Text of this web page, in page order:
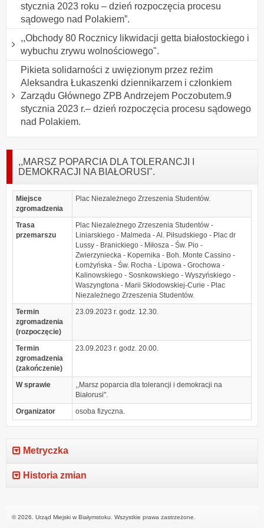
stycznia 2023 roku – dzień rozpoczęcia procesu
sądowego nad Polakiem”.
,,Obchody 80 Rocznicy likwidacji getta białostockiego i
wybuchu zrywu wolnościowego".
Pikieta solidarności z uwięzionym przez reżim
Aleksandra Łukaszenki dziennikarzem i członkiem
Zarządu Głównego ZPB Andrzejem Poczobutem.9
stycznia 2023 r.– dzień rozpoczęcia procesu sądowego
nad Polakiem.
,,MARSZ POPARCIA DLA TOLERANCJI I
DEMOKRACJI NA BIAŁORUSI".
Miejsce
zgromadzenia
Plac Niezależnego Zrzeszenia Studentów.
Trasa
przemarszu
Plac Niezależnego Zrzeszenia Studentów -
Liniarskiego - Malmeda - Al. Piłsudskiego - Plac dr
Lussy - Branickiego - Miłosza - Św. Pio -
Zwierzyniecka - Kopernika - Boh. Monte Cassino -
Łomżyńska - Św. Rocha - Lipowa - Grochowa -
Kalinowskiego - Sosnkowskiego - Wyszyńskiego -
Waszyngtona - Marii Skłodowskiej-Curie - Plac
Niezależnego Zrzeszenia Studentów.
Termin
zgromadzenia
(rozpoczęcie)
23.09.2023 r. godz. 12.30.
Termin
zgromadzenia
(zakończenie)
23.09.2023 r. godz. 20.00.
W sprawie
,,Marsz poparcia dla tolerancji i demokracji na
Białorusi".
Organizator
osoba fizyczna.
Metryczka
Historia zmian
© 2026. Urząd Miejski w Białymstoku. Wszystkie prawa zastrzeżone.